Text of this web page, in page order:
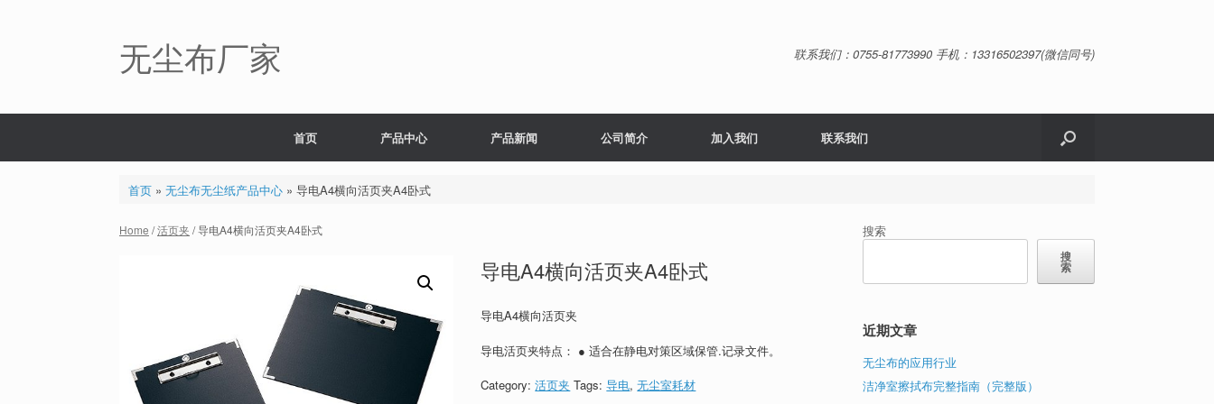
无尘布厂家 联系我们：0755-81773990 手机：13316502397(微信同号)
首页 产品中心 产品新闻 公司简介 加入我们 联系我们
首页» 无尘布无尘纸产品中心» 导电A4横向活页夹A4卧式
Home /活页夹 / 导电A4横向活页夹A4卧式
导电A4横向活页夹A4卧式
导电A4横向活页夹
导电活页夹特点： ● 适合在静电对策区域保管.记录文件。
Category:活页夹 Tags:导电,无尘室耗材
搜索
搜
索
近期文章
无尘布的应用行业
洁净室擦拭布完整指南（完整版）